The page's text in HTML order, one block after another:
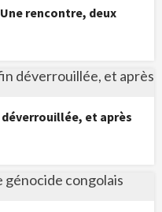
rencontre, deux
et après